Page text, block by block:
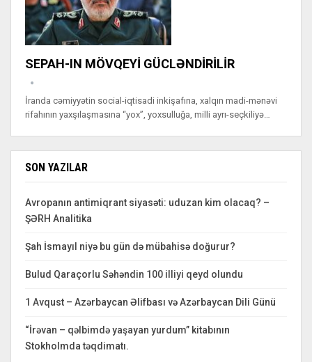
SEPAH-IN MÖVQEYİ GÜCLƏNDİRİLİR
İranda cəmiyyətin social-iqtisadi inkişafına, xalqın madi-mənəvi
rifahının yaxşılaşmasına “yox”, yoxsulluğa, milli ayrı-seçkiliyə…
SON YAZILAR
Avropanın antimiqrant siyasəti: uduzan kim olacaq? –
ŞƏRH Analitika
Şah İsmayıl niyə bu gün də mübahisə doğurur?
Bulud Qaraçorlu Səhəndin 100 illiyi qeyd olundu
1 Avqust – Azərbaycan Əlifbası və Azərbaycan Dili Günü
“İrəvan – qəlbimdə yaşayan yurdum” kitabının
Stokholmda təqdimatı.